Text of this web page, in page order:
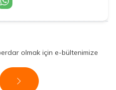
olmak için e-bültenimize
Kayıt Ol